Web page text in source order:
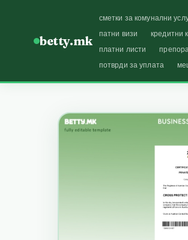
betty.mk
сметки за комунални
патни визи
кредитни
платни листи
потврди за уплата